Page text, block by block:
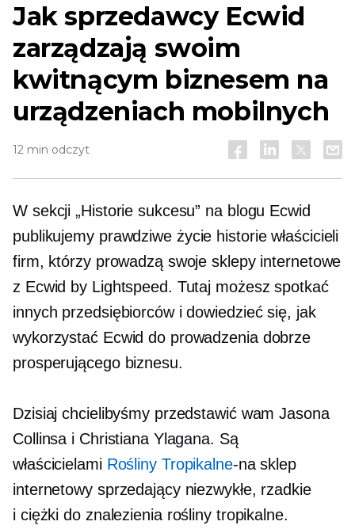
Jak sprzedawcy Ecwid
zarządzają swoim
kwitnącym biznesem na
urządzeniach mobilnych
12 min odczyt
W sekcji „Historie sukcesu” na blogu Ecwid
publikujemy prawdziwe życie historie właścicieli
firm, którzy prowadzą swoje sklepy internetowe
z Ecwid by Lightspeed. Tutaj możesz spotkać
innych przedsiębiorców i dowiedzieć się, jak
wykorzystać Ecwid do prowadzenia dobrze
prosperującego biznesu.
Dzisiaj chcielibyśmy przedstawić wam Jasona
Collinsa i Christiana Ylagana. Są
właścicielami Rośliny Tropikalne-nasklep
internetowy sprzedający niezwykłe, rzadkie
i ciężki do znalezieniarośliny tropikalne.